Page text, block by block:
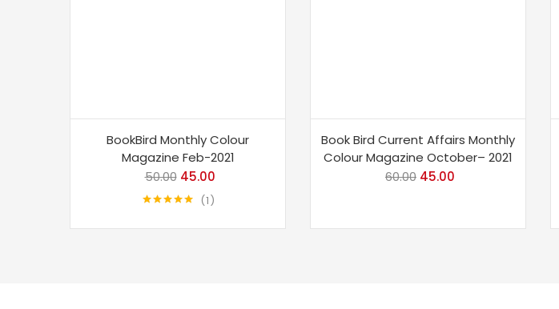
BookBird Monthly Colour
Magazine Feb-2021
50.00 Original
price
45.00Current
1
Book Bird Current Affairs Monthly
Colour Magazine October– 2021
60.00 Original
45.00